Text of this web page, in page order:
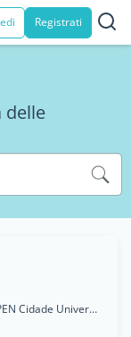
Registrati
delle
CenDoTeC Av. Prof. Dr Lineu Prestes 2242 IPEN Cidade Universitaria - 05508-000